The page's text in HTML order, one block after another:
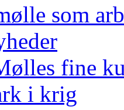
som
fine
i krig